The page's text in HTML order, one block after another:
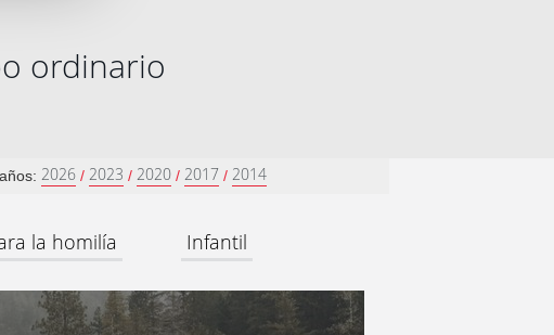
ordinario
2026 / 2023 / 2020 / 2017 / 2014
la homilía Infantil